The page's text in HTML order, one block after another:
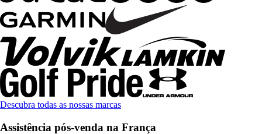
Descubra todas as nossas marcas
Assistência pós-venda na França